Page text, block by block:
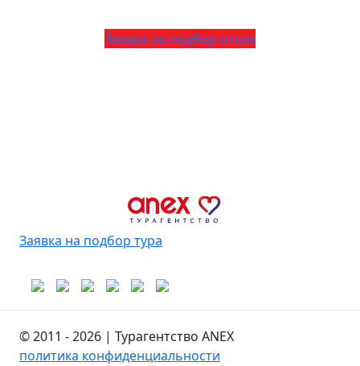
Заявка на подбор отеля
Заявка на подбор тура
© 2011 - 2026 | Турагентство ANEX
политика конфиденциальности